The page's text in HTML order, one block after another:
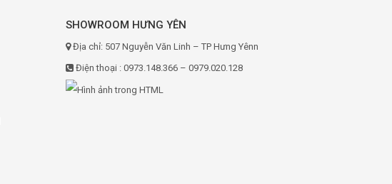
SHOWROOM HƯNG YÊN
Địa chỉ: 507 Nguyễn Văn Linh – TP Hưng Yênn
Điện thoại : 0973.148.366 – 0979.020.128